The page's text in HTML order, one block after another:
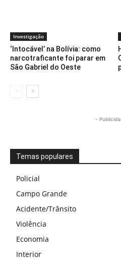
Investigação
‘Intocável’ na Bolívia: como
narcotraficante foi parar em
São Gabriel do Oeste
-
Temas populares
Policial
Campo Grande
Acidente/Trânsito
Violência
Economia
Interior